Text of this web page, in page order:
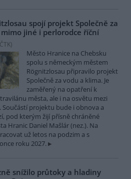
spojí projekt Společně za
jiné i perlorodce říční
ČTK)
Město Hranice na Chebsku
spolu s německým městem
Rögnitzlosau připravilo projekt
Společně za vodu a klima. Je
zaměřený na opatření k
města, ale i na osvětu mezi
projektu bude i obnova a
pod kterým žijí přísně chráněné
Hranic Daniel Mašlár (nez.). Na
už letos na podzim a s
roku 2027.
snížilo průtoky a hladiny